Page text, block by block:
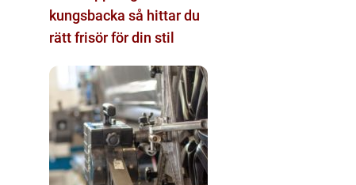
kungsbacka så hittar du
rätt frisör för din stil